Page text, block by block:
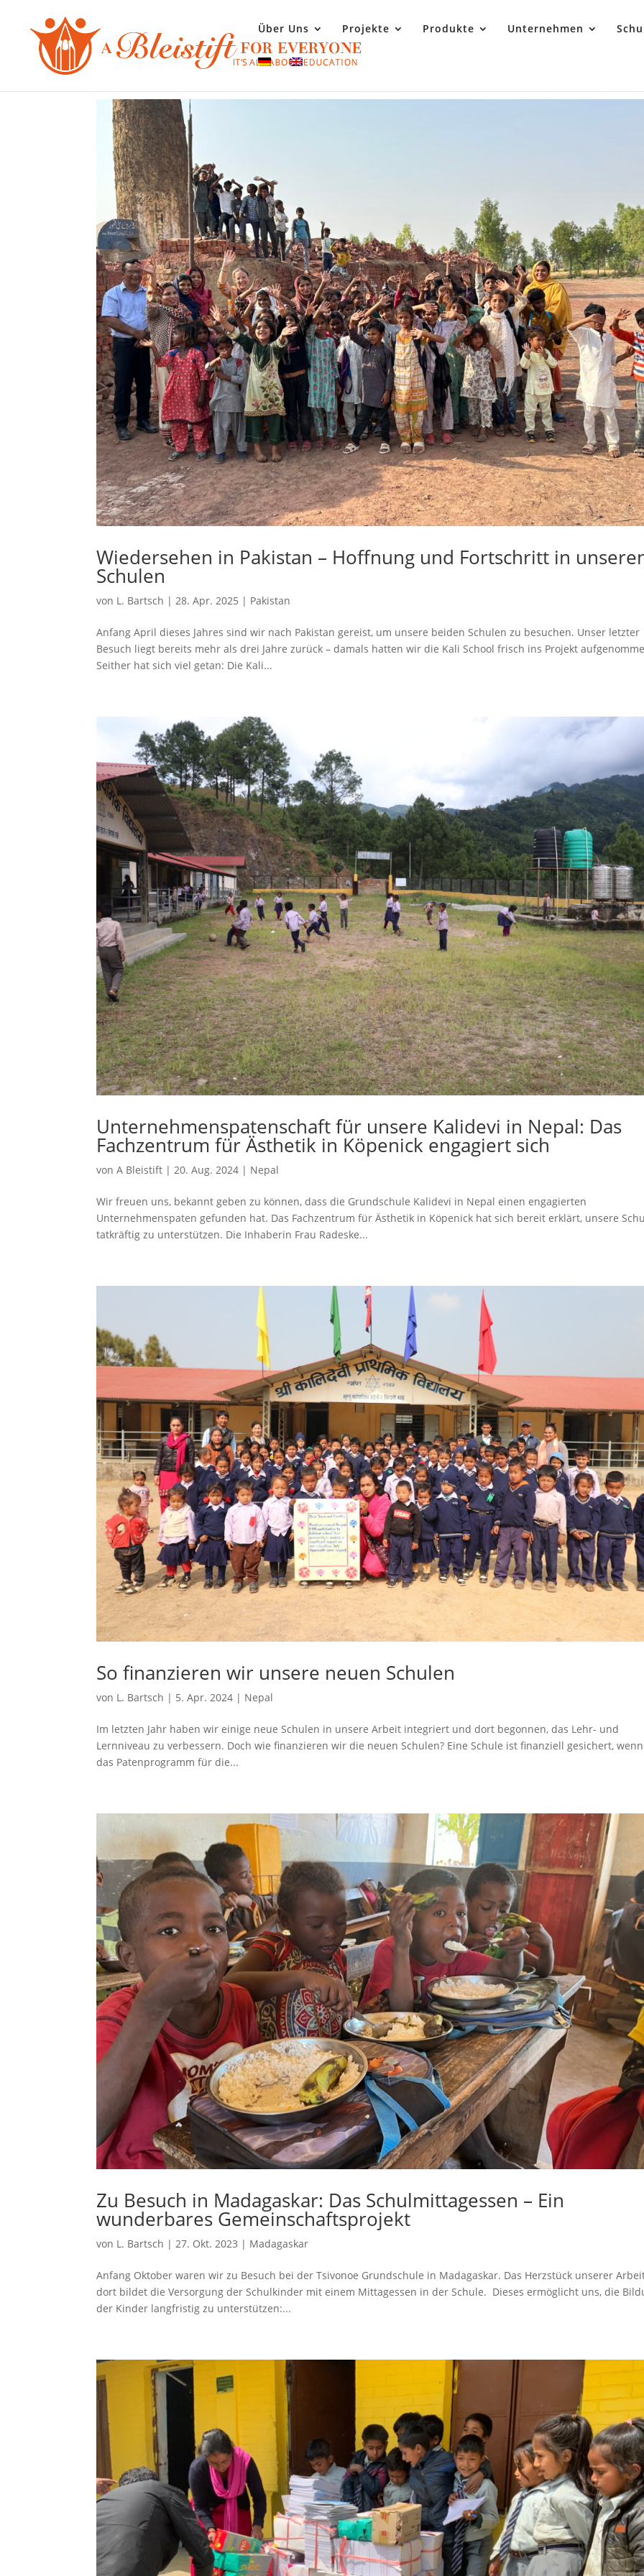
Über Uns Projekte Produkte Unternehmen
Wiedersehen in Pakistan – Hoffnung und Fortschritt in
Schulen
von L. Bartsch | 28. Apr. 2025 | Pakistan
Anfang April dieses Jahres sind wir nach Pakistan gereist, um unsere beiden Schulen zu besuchen. Unser letzter
Besuch liegt bereits mehr als drei Jahre zurück – damals hatten wir die Kali School frisch ins Projekt
Seither hat sich viel getan: Die Kali...
Unternehmenspatenschaft für unsere Kalidevi in Nepal: Das
Fachzentrum für Ästhetik in Köpenick engagiert sich
vonA Bleistift |20. Aug. 2024 | Nepal
Wir freuen uns, bekannt geben zu können, dass die Grundschule Kalidevi in Nepal einen engagierten
Unternehmenspaten gefunden hat. Das Fachzentrum für Ästhetik in Köpenick hat sich bereit erklärt, unsere
tatkräftig zu unterstützen. Die Inhaberin Frau Radeske...
So finanzieren wir unsere neuen Schulen
von L. Bartsch | 5. Apr. 2024 | Nepal
Im letzten Jahr haben wir einige neue Schulen in unsere Arbeit integriert und dort begonnen, das Lehr- und
Lernniveau zu verbessern. Doch wie finanzieren wir die neuen Schulen? Eine Schule ist finanziell gesichert,
das Patenprogramm für die...
Zu Besuch in Madagaskar: Das Schulmittagessen – Ein
wunderbares Gemeinschaftsprojekt
von L. Bartsch | 27. Okt. 2023 | Madagaskar
Anfang Oktober waren wir zu Besuch bei der Tsivonoe Grundschule in Madagaskar. Das Herzstück unserer
dort bildet die Versorgung der Schulkinder mit einem Mittagessen in der Schule. Dieses ermöglicht uns, die
der Kinder langfristig zu unterstützen:...